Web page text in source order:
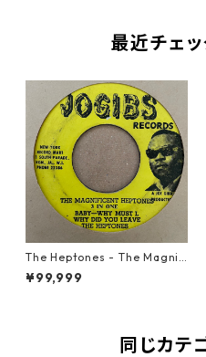
最近チェ
The Heptones - The Magnifi
cent Heptones 3 In One 【7
-21351】
¥99,999
同じカテ